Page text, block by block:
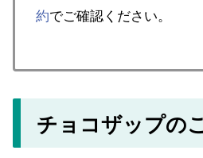
約でご確認ください。
チョコザップの